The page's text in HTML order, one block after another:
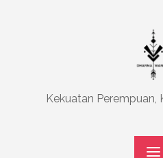
Kekuatan Perempuan,